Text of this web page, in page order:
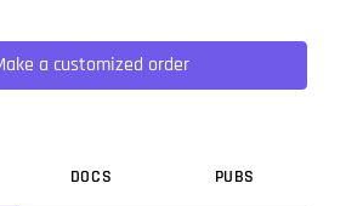
but also the leap into electronic
essentially unchanged. It was
with the release of Letraset sheets
a customized order
DOCS PUBS